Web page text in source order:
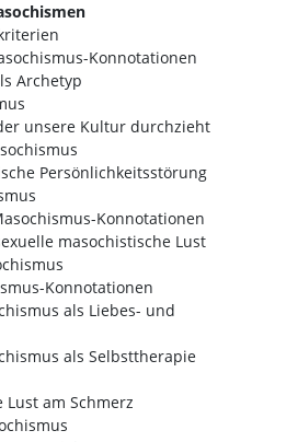
Konnotationen
Archetyp
unsere Kultur durchzieht
Persönlichkeitsstörung
Konnotationen
masochistische Lust
Konnotationen
als Liebes- und
als Selbsttherapie
Lust am Schmerz